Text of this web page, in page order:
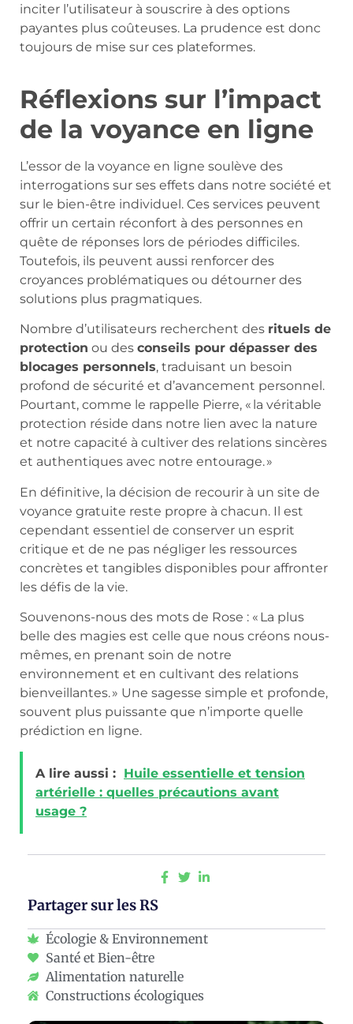
inciter l’utilisateur à souscrire à des options
payantes plus coûteuses. La prudence est donc
toujours de mise sur ces plateformes.
Réflexions sur l’impact
de la voyance en ligne
L’essor de la voyance en ligne soulève des
interrogations sur ses effets dans notre société et
sur le bien-être individuel. Ces services peuvent
offrir un certain réconfort à des personnes en
quête de réponses lors de périodes difficiles.
Toutefois, ils peuvent aussi renforcer des
croyances problématiques ou détourner des
solutions plus pragmatiques.
Nombre d’utilisateurs recherchent des rituels de
protection ou des conseils pour dépasser des
blocages personnels, traduisant un besoin
profond de sécurité et d’avancement personnel.
Pourtant, comme le rappelle Pierre, « la véritable
protection réside dans notre lien avec la nature
et notre capacité à cultiver des relations sincères
et authentiques avec notre entourage. »
En définitive, la décision de recourir à un site de
voyance gratuite reste propre à chacun. Il est
cependant essentiel de conserver un esprit
critique et de ne pas négliger les ressources
concrètes et tangibles disponibles pour affronter
les défis de la vie.
Souvenons-nous des mots de Rose : « La plus
belle des magies est celle que nous créons nous-
mêmes, en prenant soin de notre
environnement et en cultivant des relations
bienveillantes. » Une sagesse simple et profonde,
souvent plus puissante que n’importe quelle
prédiction en ligne.
A lire aussi : Huile essentielle et tension
artérielle : quelles précautions avant
usage ?
Partager sur les RS
Écologie & Environnement
Santé et Bien-être
Alimentation naturelle
Constructions écologiques